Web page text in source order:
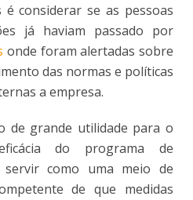
é considerar se as pessoas
já haviam passado por
onde foram alertadas sobre
das normas e políticas
a empresa.
de grande utilidade para o
do programa de
como uma meio de
de que medidas